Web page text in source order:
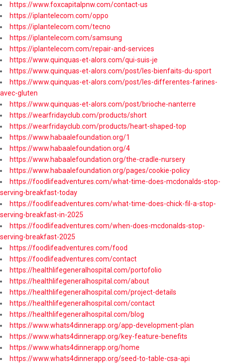
https://www.foxcapitalpnw.com/contact-us
https://iplantelecom.com/oppo
https://iplantelecom.com/tecno
https://iplantelecom.com/samsung
https://iplantelecom.com/repair-and-services
https://www.quinquas-et-alors.com/qui-suis-je
https://www.quinquas-et-alors.com/post/les-bienfaits-du-sport
https://www.quinquas-et-alors.com/post/les-differentes-farines-
avec-gluten
https://www.quinquas-et-alors.com/post/brioche-nanterre
https://wearfridayclub.com/products/short
https://wearfridayclub.com/products/heart-shaped-top
https://www.habaalefoundation.org/1
https://www.habaalefoundation.org/4
https://www.habaalefoundation.org/the-cradle-nursery
https://www.habaalefoundation.org/pages/cookie-policy
https://foodlifeadventures.com/what-time-does-mcdonalds-stop-
serving-breakfast-today
https://foodlifeadventures.com/what-time-does-chick-fil-a-stop-
serving-breakfast-in-2025
https://foodlifeadventures.com/when-does-mcdonalds-stop-
serving-breakfast-2025
https://foodlifeadventures.com/food
https://foodlifeadventures.com/contact
https://healthlifegeneralhospital.com/portofolio
https://healthlifegeneralhospital.com/about
https://healthlifegeneralhospital.com/project-details
https://healthlifegeneralhospital.com/contact
https://healthlifegeneralhospital.com/blog
https://www.whats4dinnerapp.org/app-development-plan
https://www.whats4dinnerapp.org/key-feature-benefits
https://www.whats4dinnerapp.org/home
https://www.whats4dinnerapp.org/seed-to-table-csa-api